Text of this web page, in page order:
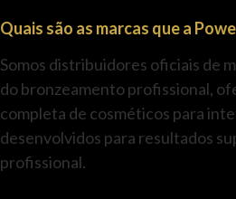
Quais são as marcas que a
Somos distribuidores oficiais de
do bronzeamento profissional,
completa de cosméticos para
desenvolvidos para resultados
profissional.